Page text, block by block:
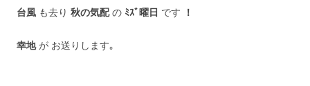
台風 も去り 秋の気配の ﾐｽﾞ曜日 です ！
幸地が お送りします｡